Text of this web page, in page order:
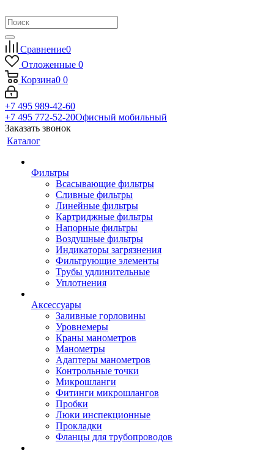
Сравнение0
Отложенные 0
Корзина0 0
+7 495 989-42-60
+7 495 772-52-20Офисный мобильный
Заказать звонок
Каталог
Фильтры
Всасывающие фильтры
Сливные фильтры
Линейные фильтры
Картриджные фильтры
Напорные фильтры
Воздушные фильтры
Индикаторы загрязнения
Фильтрующие элементы
Трубы удлинительные
Уплотнения
Аксессуары
Заливные горловины
Уровнемеры
Краны манометров
Манометры
Адаптеры манометров
Контрольные точки
Микрошланги
Фитинги микрошлангов
Пробки
Люки инспекционные
Прокладки
Фланцы для трубопроводов